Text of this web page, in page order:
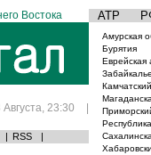
Востока АТР
Августа, 23:30 |
| RSS |
Амурская
Бурятия
Еврейская